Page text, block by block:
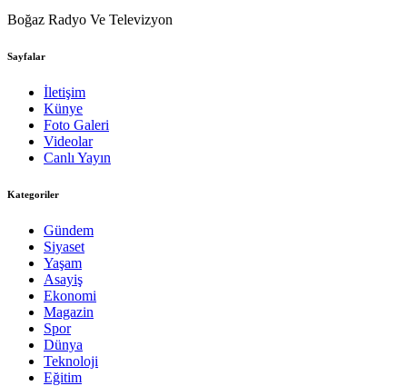
Boğaz Radyo Ve Televizyon
Sayfalar
İletişim
Künye
Foto Galeri
Videolar
Canlı Yayın
Kategoriler
Gündem
Siyaset
Yaşam
Asayiş
Ekonomi
Magazin
Spor
Dünya
Teknoloji
Eğitim